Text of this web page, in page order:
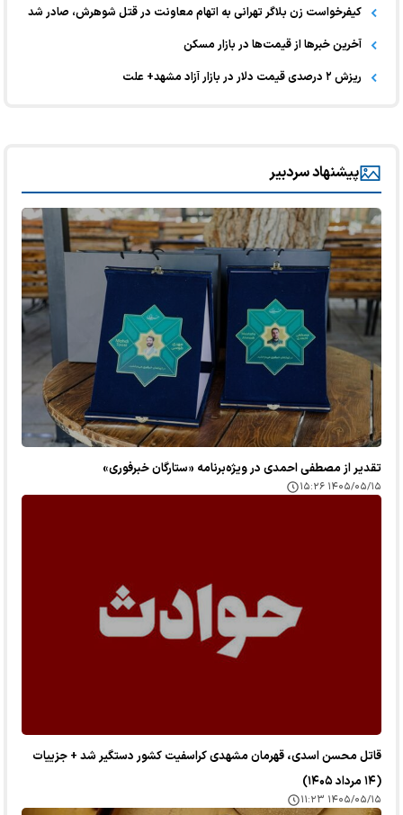
کیفرخواست زن بلاگر تهرانی به اتهام معاونت در قتل شوهرش، صادر شد
آخرین خبر‌ها از قیمت‌ها در بازار مسکن
ریزش ۲ درصدی قیمت دلار در بازار آزاد مشهد+ علت
پیشنهاد سردبیر
تقدیر از مصطفی احمدی در ویژه‌برنامه «ستارگان خبرفوری»
۱۴۰۵/۰۵/۱۵ ۱۵:۲۶
قاتل محسن اسدی، قهرمان مشهدی کراسفیت کشور دستگیر شد + جزییات
(۱۴ مرداد ۱۴۰۵)
۱۴۰۵/۰۵/۱۵ ۱۱:۲۳